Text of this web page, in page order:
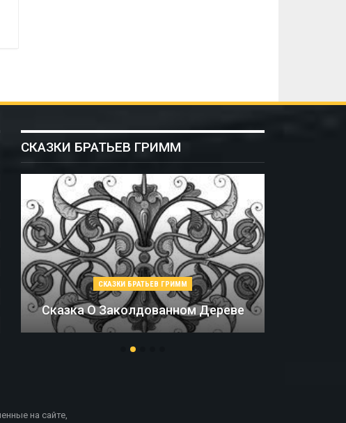
СКАЗКИ БРАТЬЕВ ГРИММ
СКАЗКИ БРАТЬЕВ ГРИММ
Соломинка, Уголь И Боб
на сайте,